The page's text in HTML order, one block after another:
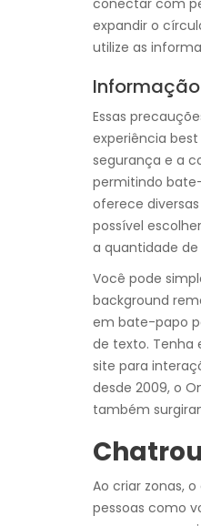
conectar com
expandir o
utilize as
Informação
Essas
experiência
segurança e a
permitindo
oferece
possível
a quantidade
Você pode
background
em bate-papo
de texto. Tenha
site para
desde 2009, o
também
Ao criar zonas,
pessoas como